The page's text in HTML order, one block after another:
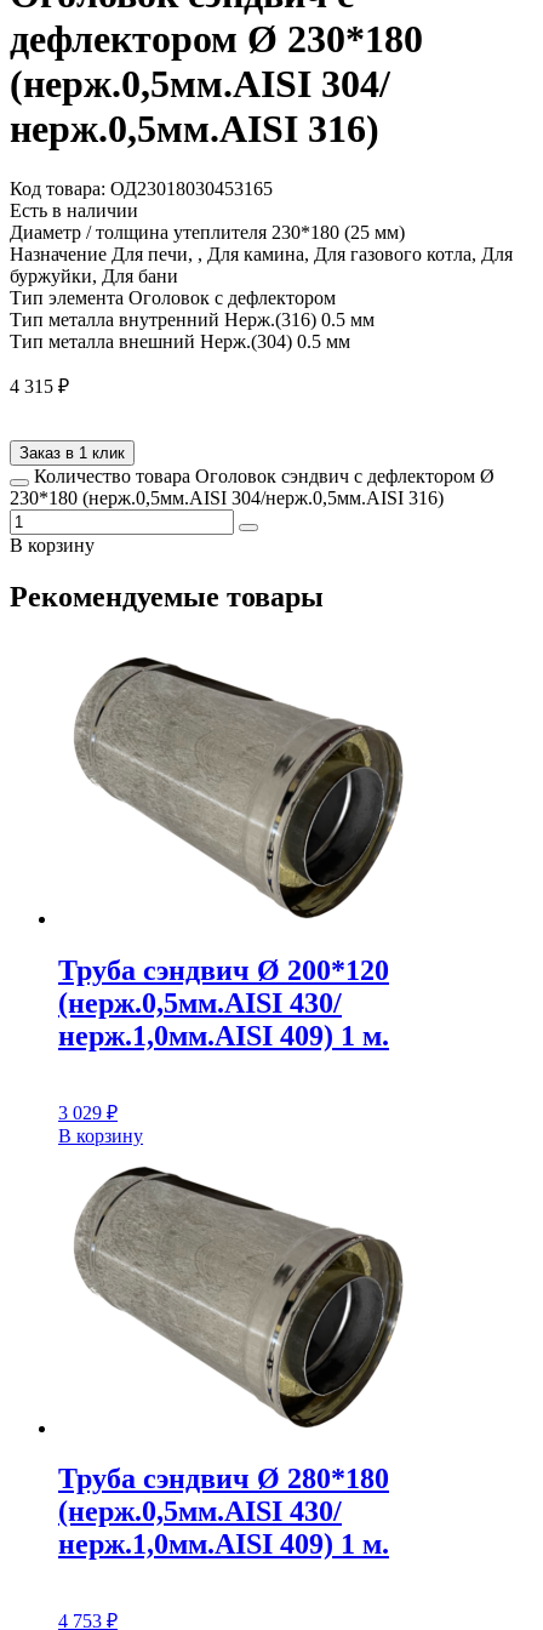
дефлектором Ø 230*180
(нерж.0,5мм.AISI 304/
нерж.0,5мм.AISI 316)
Код товара: ОД23018030453165
Есть в наличии
Диаметр / толщина утеплителя 230*180 (25 мм)
Назначение Для печи, , Для камина, Для газового котла, Для
буржуйки, Для бани
Тип элемента Оголовок с дефлектором
Тип металла внутренний Нерж.(316) 0.5 мм
Тип металла внешний Нерж.(304) 0.5 мм
4 315 ₽
Заказ в 1 клик
Количество товара Оголовок сэндвич с дефлектором Ø
230*180 (нерж.0,5мм.AISI 304/нерж.0,5мм.AISI 316)
В корзину
Рекомендуемые товары
Труба сэндвич Ø 200*120
(нерж.0,5мм.AISI 430/
нерж.1,0мм.AISI 409) 1 м.
3 029 ₽
В корзину
Труба сэндвич Ø 280*180
(нерж.0,5мм.AISI 430/
нерж.1,0мм.AISI 409) 1 м.
4 753 ₽